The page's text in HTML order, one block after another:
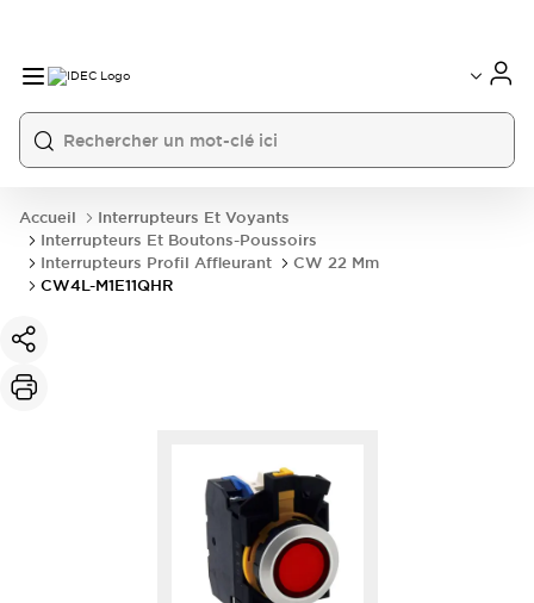
Accueil
Interrupteurs Et Voyants
Interrupteurs Et Boutons-Poussoirs
Interrupteurs Profil Affleurant
CW 22 Mm
CW4L-M1E11QHR